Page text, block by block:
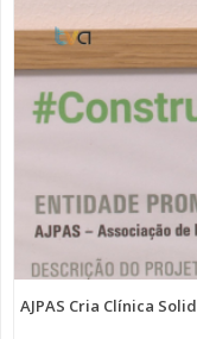
AJPAS Cria Clínica